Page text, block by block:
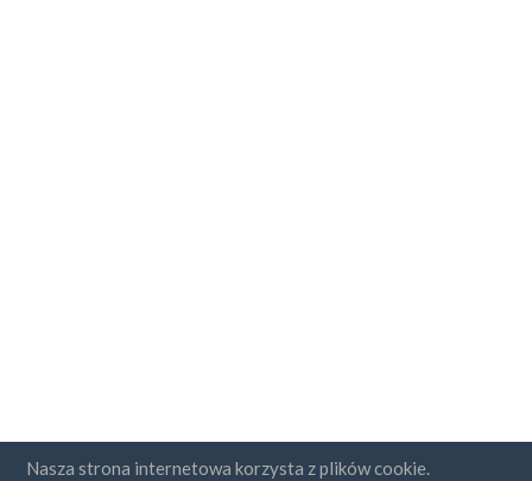
Nasza strona internetowa korzysta z plików cookie.